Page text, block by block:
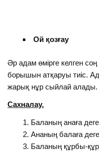
Ой қозғау
Әр адам өмірге келген
борышын атқаруы тиіс.
жарық нұр сыйлай алады.
Сахналау.
Баланың анаға
Ананың балаға
Баланың құрбы-